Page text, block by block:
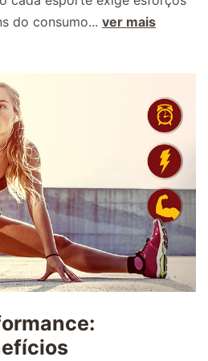
do consumo... ver mais